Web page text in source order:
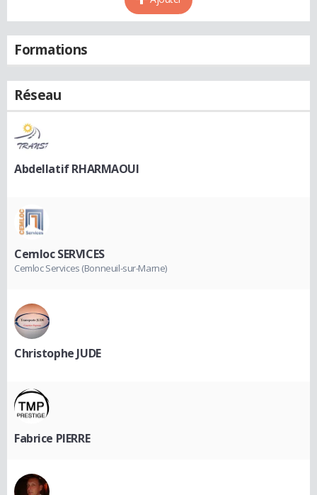
Formations
Réseau
Abdellatif RHARMAOUI
Cemloc SERVICES
Cemloc Services (Bonneuil-sur-Marne)
Christophe JUDE
Fabrice PIERRE